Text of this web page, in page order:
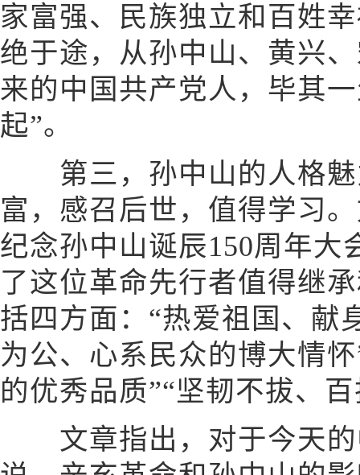
家富强、民族独立和百姓
绝于途，从孙中山、黄兴
来的中国共产党人，毕其
起”。
第三，孙中山的人格魅
富，感召后世，值得学习
纪念孙中山诞辰150周年大
了这位革命先行者值得继
括四方面：“热爱祖国、献
为公、心系民众的博大情
的优秀品质”“坚韧不拔、
文章指出，对于今天的